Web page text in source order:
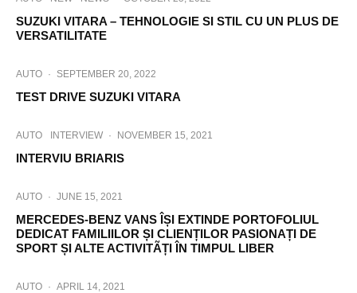
SUZUKI VITARA – TEHNOLOGIE SI STIL CU UN PLUS DE
VERSATILITATE
AUTO · SEPTEMBER 20, 2022
TEST DRIVE SUZUKI VITARA
AUTO INTERVIEW · NOVEMBER 15, 2021
INTERVIU BRIARIS
AUTO · JUNE 15, 2021
MERCEDES-BENZ VANS ÎȘI EXTINDE PORTOFOLIUL
DEDICAT FAMILIILOR ȘI CLIENȚILOR PASIONAȚI DE
SPORT ȘI ALTE ACTIVITÃȚI ÎN TIMPUL LIBER
AUTO · APRIL 14, 2021